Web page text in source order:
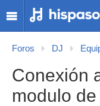
Foros DJ
Conexión
modulo